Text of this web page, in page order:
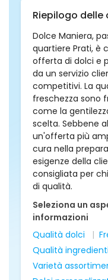
Riepilogo delle
Dolce Maniera,
quartiere Prati, è
offerta di dolci e
da un servizio
competitivi. La
freschezza sono
come la
scelta. Sebbene
un'offerta più
cura nella
esigenze della
consigliata per
di qualità.
Seleziona un
informazioni
Qualità dolci
Qualità ingredienti
Varietà